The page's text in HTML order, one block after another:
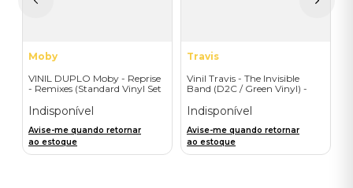
Moby
VINIL DUPLO Moby - Reprise
- Remixes (Standard Vinyl Set
Indisponível
Avise-me quando retornar
ao estoque
Travis
Vinil Travis - The Invisible
Band (D2C / Green Vinyl) -
Indisponível
Avise-me quando retornar
ao estoque